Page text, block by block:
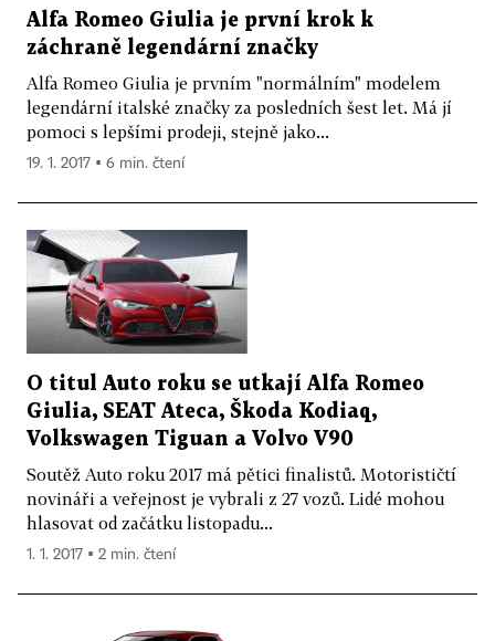
Alfa Romeo Giulia je první krok k
záchraně legendární značky
Alfa Romeo Giulia je prvním "normálním" modelem
legendární italské značky za posledních šest let. Má jí
pomoci s lepšími prodeji, stejně jako...
19. 1. 2017 ▪ 6 min. čtení
O titul Auto roku se utkají Alfa Romeo
Giulia, SEAT Ateca, Škoda Kodiaq,
Volkswagen Tiguan a Volvo V90
Soutěž Auto roku 2017 má pětici finalistů. Motorističtí
novináři a veřejnost je vybrali z 27 vozů. Lidé mohou
hlasovat od začátku listopadu...
1. 1. 2017 ▪ 2 min. čtení